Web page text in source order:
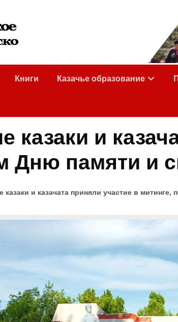
Книги Казачье образование
казаки и
Дню памяти и
казаки и казачата приняли участие в